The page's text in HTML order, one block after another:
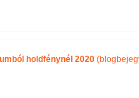
holdfénynél 2020